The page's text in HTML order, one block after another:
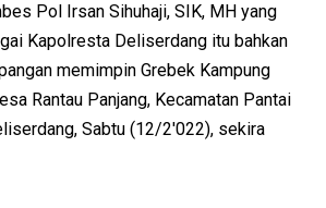
Pol Irsan Sihuhaji, SIK, MH yang
Kapolresta Deliserdang itu bahkan
memimpin Grebek Kampung
Rantau Panjang, Kecamatan Pantai
Sabtu (12/2'022), sekira